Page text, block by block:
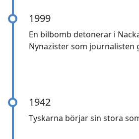
1999
En bilbomb detonerar i
Nynazister som journalisten
1942
Tyskarna börjar sin stora